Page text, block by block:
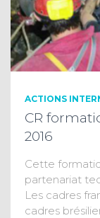
ACTIONS
CR
2016
Cette
partenariat
Les cadres
cadres